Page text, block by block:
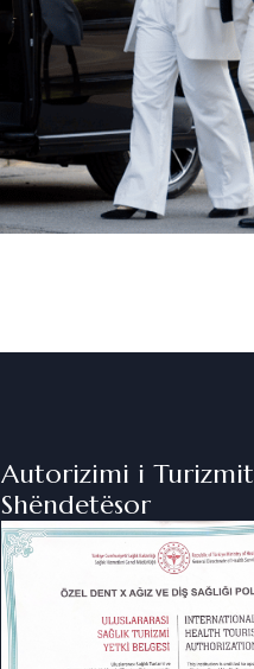
Autorizimi i Turizmit
Shëndetësor